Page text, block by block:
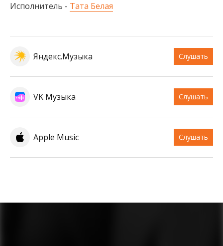
Исполнитель - Тата Белая
Яндекс.Музыка Слушать
VK Музыка Слушать
Apple Music Слушать